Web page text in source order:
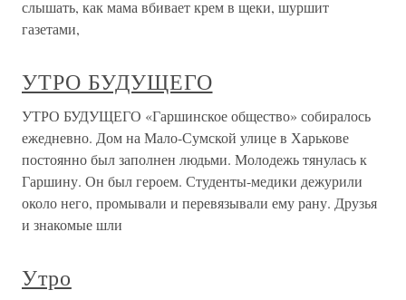
слышать, как мама вбивает крем в щеки, шуршит
газетами,
УТРО БУДУЩЕГО
УТРО БУДУЩЕГО «Гаршинское общество» собиралось
ежедневно. Дом на Мало-Сумской улице в Харькове
постоянно был заполнен людьми. Молодежь тянулась к
Гаршину. Он был героем. Студенты-медики дежурили
около него, промывали и перевязывали ему рану. Друзья
и знакомые шли
Утро